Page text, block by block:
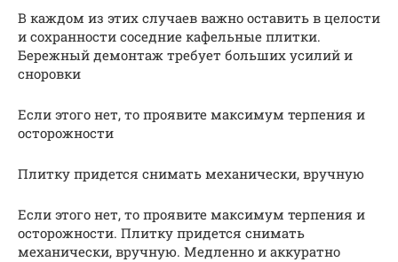
В каждом из этих случаев важно оставить в целости
и сохранности соседние кафельные плитки.
Бережный демонтаж требует больших усилий и
сноровки
Если этого нет, то проявите максимум терпения и
осторожности
Плитку придется снимать механически, вручную
Если этого нет, то проявите максимум терпения и
осторожности. Плитку придется снимать
механически, вручную. Медленно и аккуратно